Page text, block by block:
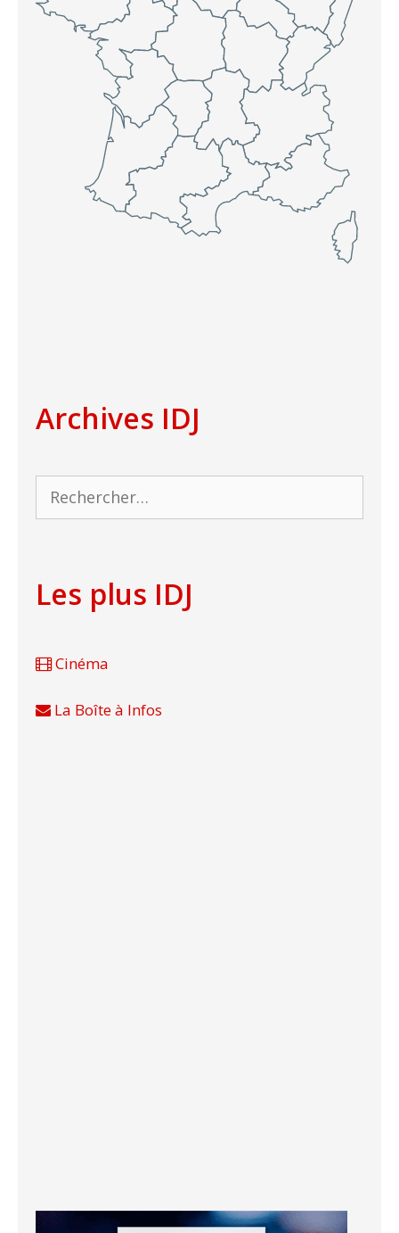
Archives IDJ
Rechercher :
Les plus IDJ
Cinéma
La Boîte à Infos